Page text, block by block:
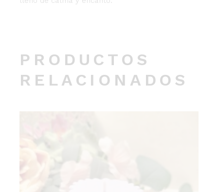
PRODUCTOS
RELACIONADOS